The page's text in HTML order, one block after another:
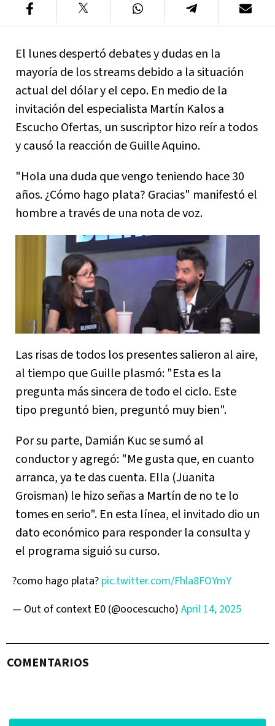
El lunes despertó debates y dudas en la
mayoría de los streams debido a la situación
actual del dólar y el cepo. En medio de la
invitación del especialista Martín Kalos a
Escucho Ofertas, un suscriptor hizo reír a todos
y causó la reacción de Guille Aquino.
"Hola una duda que vengo teniendo hace 30
años. ¿Cómo hago plata? Gracias" manifestó el
hombre a través de una nota de voz.
Las risas de todos los presentes salieron al aire,
al tiempo que Guille plasmó: "Esta es la
pregunta más sincera de todo el ciclo. Este
tipo preguntó bien, preguntó muy bien".
Por su parte, Damián Kuc se sumó al
conductor y agregó: "Me gusta que, en cuanto
arranca, ya te das cuenta. Ella (Juanita
Groisman) le hizo señas a Martín de no te lo
tomes en serio". En esta línea, el invitado dio un
dato económico para responder la consulta y
el programa siguió su curso.
?como hago plata? pic.twitter.com/Fhla8FOYmY
— Out of context E0 (@oocescucho) April 14, 2025
COMENTARIOS